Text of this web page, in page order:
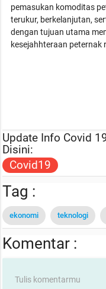
pemasukan komoditas
terukur, berkelanjutan,
dengan tujuan utama
kesejahhteraan peternak
Update Info Covid
Disini:
Covid19
Tag :
ekonomi teknologi
Komentar :
Tulis komentarmu